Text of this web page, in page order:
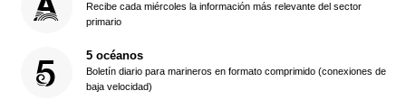
Recibe cada miércoles la información más relevante del sector
primario
5 océanos
Boletín diario para marineros en formato comprimido (conexiones de
baja velocidad)